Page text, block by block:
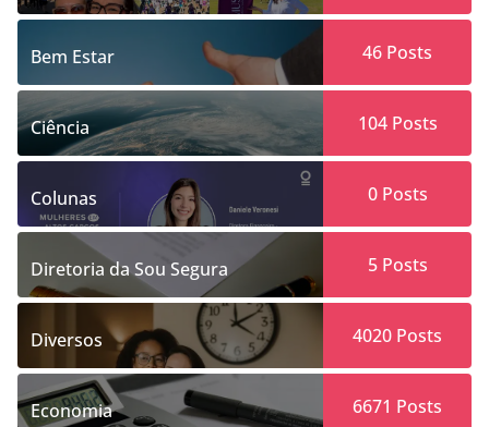
Bem Estar 46 Posts
Ciência 104Posts
Colunas 0Posts
Diretoria da Sou Segura 5Posts
Diversos 4020 Posts
Economia 6671 Posts